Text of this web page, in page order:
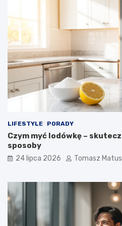
LIFESTYLE PORADY
Czym myć lodówkę –
sposoby
24 lipca 2026 Tomasz